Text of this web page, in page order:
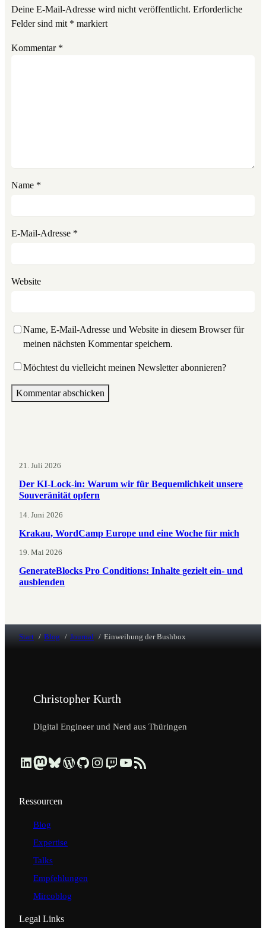
Deine E-Mail-Adresse wird nicht veröffentlicht. Erforderliche
Felder sind mit * markiert
Kommentar *
Name *
E-Mail-Adresse *
Website
Name, E-Mail-Adresse und Website in diesem Browser für
meinen nächsten Kommentar speichern.
Möchtest du vielleicht meinen Newsletter abonnieren?
21. Juli 2026
Der KI-Lock-in: Warum wir für Bequemlichkeit unsere
Souveränität opfern
14. Juni 2026
Krakau, WordCamp Europe und eine Woche für mich
19. Mai 2026
GenerateBlocks Pro Conditions: Inhalte gezielt ein- und
ausblenden
Start Blog Journal Einweihung der Bushbox
Christopher Kurth
Digital Engineer und Nerd aus Thüringen
Beruflich über LinkedIn vernetzen Dezentral über Mastodon folgen Kurzmeldungen über Bluesky lesen Profil & Contributions auf WordPress.org ansehen Code & Repositories über GitHub erkunden Visuelle Einblicke über Instagram ansehen Streams & Tech-Talks über Twitch schauen Videos & Tutorials über YouTube ansehen Blog-Updates über RSS-Feed abonnieren
Ressourcen
Blog
Expertise
Talks
Empfehlungen
Mircoblog
Legal Links